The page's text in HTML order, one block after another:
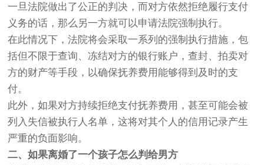
一旦法院做出了公正的判决，而对方依然拒绝履行支付
义务的话，那么另一方就可以申请法院强制执行。
在此情况下，法院将会采取一系列的强制执行措施，包
括但不限于查询、冻结对方的银行账户，查封、拍卖对
方的财产等手段，以确保抚养费用能够得到及时的支
付。
此外，如果对方持续拒绝支付抚养费用，甚至可能会被
列入失信被执行人名单，这将对其个人的信用记录产生
严重的负面影响。
二、如果离婚了一个孩子怎么判给男方